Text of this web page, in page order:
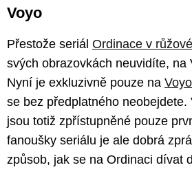
Voyo
Přestože seriál Ordinace v
svých obrazovkách neuvidíte, na
Nyní je exkluzivně pouze na Voyo
se bez předplatného neobejdete.
jsou totiž zpřístupněné pouze
fanoušky seriálu je ale dobrá
způsob, jak se na Ordinaci dívat